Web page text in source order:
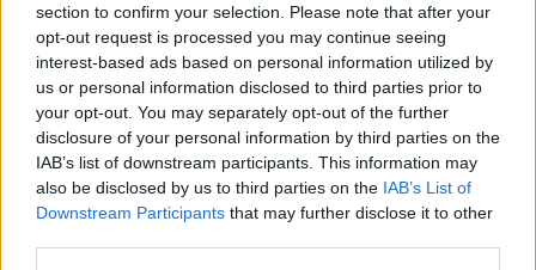
section to confirm your selection. Please note that after your
opt-out request is processed you may continue seeing
interest-based ads based on personal information utilized by
us or personal information disclosed to third parties prior to
your opt-out. You may separately opt-out of the further
disclosure of your personal information by third parties on the
IAB’s list of downstream participants. This information may
also be disclosed by us to third parties on the IAB’s List of
Downstream Participants that may further disclose it to other
della divisione amministrativa
dell
29/08/2010
La Roma sbaglia troppo
22/08/2010